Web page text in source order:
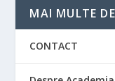
MAI MULTE
CONTACT